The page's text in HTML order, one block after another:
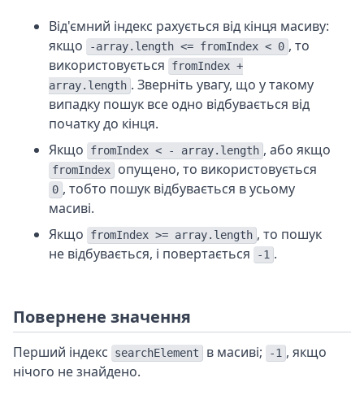
Від'ємний індекс рахується від кінця масиву:
якщо
-array.length <= fromIndex < 0 , то
використовується
fromIndex +
array.length . Зверніть увагу, що у такому
випадку пошук все одно відбувається від
початку до кінця.
Якщо
fromIndex < - array.length , або якщо
fromIndex опущено, то використовується
0 , тобто пошук відбувається в усьому
масиві.
Якщо
fromIndex >= array.length , то пошук
не відбувається, і повертається
-1 .
Повернене значення
Перший індекс searchElement в масиві; -1 , якщо
нічого не знайдено.